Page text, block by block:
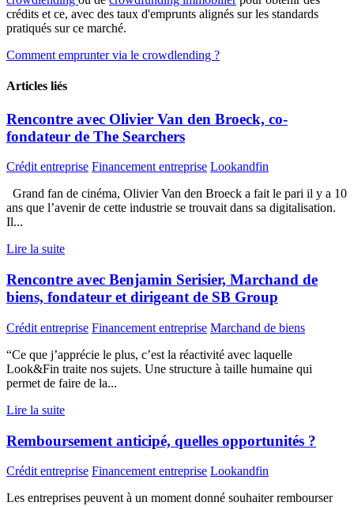
crédits et ce, avec des taux d'emprunts alignés sur les standards
pratiqués sur ce marché.
Comment emprunter via le crowdlending ?
Articles liés
Rencontre avec Olivier Van den Broeck, co-
fondateur de The Searchers
Crédit entreprise Financement entreprise Lookandfin
Grand fan de cinéma, Olivier Van den Broeck a fait le pari il y a 10
ans que l’avenir de cette industrie se trouvait dans sa digitalisation.
Il...
Lire la suite
Rencontre avec Benjamin Serisier, Marchand de
biens, fondateur et dirigeant de SB Group
Crédit entreprise Financement entreprise Marchand de biens
“Ce que j’apprécie le plus, c’est la réactivité avec laquelle
Look&Fin traite nos sujets. Une structure à taille humaine qui
permet de faire de la...
Lire la suite
Remboursement anticipé, quelles opportunités ?
Crédit entreprise Financement entreprise Lookandfin
Les entreprises peuvent à un moment donné souhaiter rembourser